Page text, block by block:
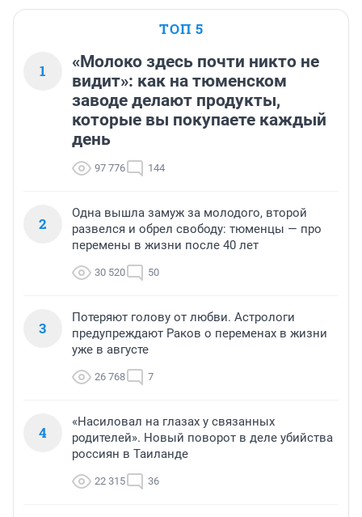
ТОП 5
1
«Молоко здесь почти никто не
видит»: как на тюменском
заводе делают продукты,
которые вы покупаете каждый
день
97 776 144
2
Одна вышла замуж за молодого, второй
развелся и обрел свободу: тюменцы — про
перемены в жизни после 40 лет
30 520 50
3
Потеряют голову от любви. Астрологи
предупреждают Раков о переменах в жизни
уже в августе
26 768 7
4
«Насиловал на глазах у связанных
родителей». Новый поворот в деле убийства
россиян в Таиланде
22 315 36